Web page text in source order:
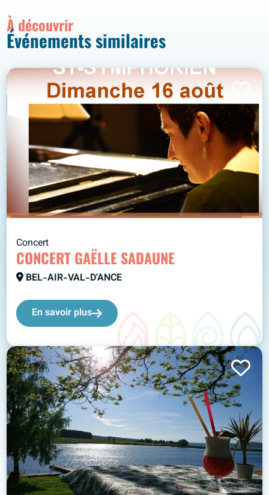
À découvrir
Événements similaires
Concert
CONCERT GAËLLE SADAUNE
BEL-AIR-VAL-D'ANCE
En savoir plus